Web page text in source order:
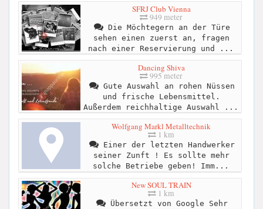
SFRJ Club Vienna
949 meter
Die Möchtegern an der Türe
sehen einen zuerst an, fragen
nach einer Reservierung und ...
Dancing Shiva
995 meter
Gute Auswahl an rohen Nüssen
und frische Lebensmittel.
Außerdem reichhaltige Auswahl ...
Wolfgang Markl Metalltechnik
1 km
Einer der letzten Handwerker
seiner Zunft ! Es sollte mehr
solche Betriebe geben! Imm...
New SOUL TRAIN
1 km
Übersetzt von Google Sehr